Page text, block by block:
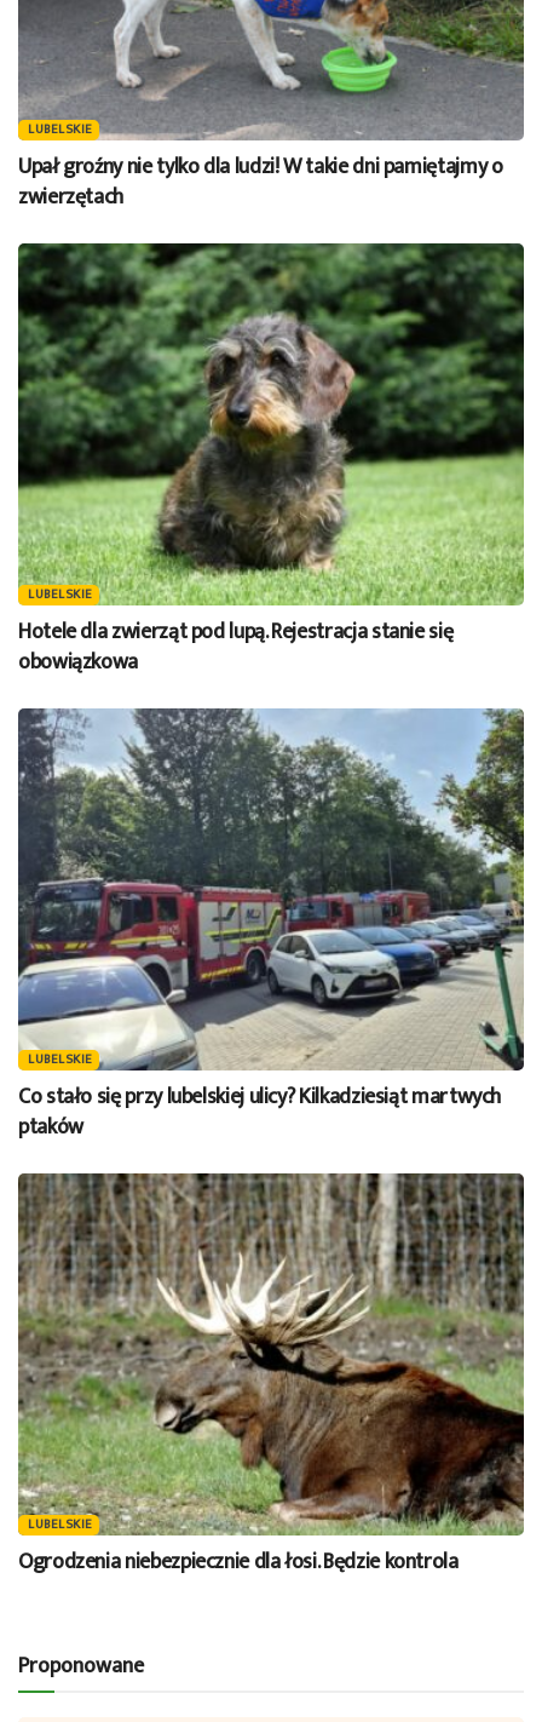
LUBELSKIE
Upał groźny nie tylko dla ludzi! W takie dni pamiętajmy o
zwierzętach
LUBELSKIE
Hotele dla zwierząt pod lupą. Rejestracja stanie się
obowiązkowa
LUBELSKIE
Co stało się przy lubelskiej ulicy? Kilkadziesiąt martwych
ptaków
LUBELSKIE
Ogrodzenia niebezpiecznie dla łosi. Będzie kontrola
Proponowane